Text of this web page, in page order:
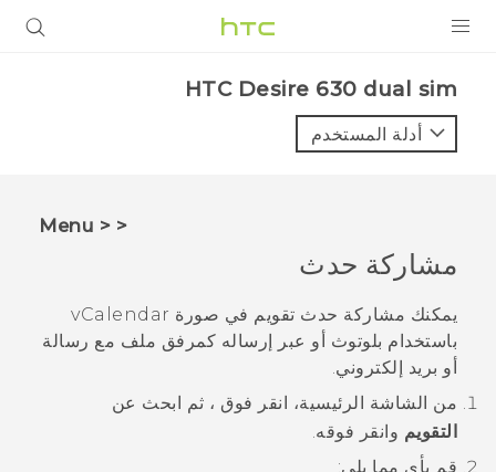
VIVE
VIVERSE
البرامج + التطبيقات
الدعم
أجهزة HTC والملحقات
HTC Desire 630 dual sim‎
أدلة المستخدم
< < Menu
مشاركة حدث
يمكنك مشاركة حدث تقويم في صورة vCalendar
باستخدام بلوتوث أو عبر إرساله كمرفق ملف مع رسالة
أو بريد إلكتروني.
من الشاشة
الرئيسية، انقر فوق ، ثم ابحث عن
التقويم وانقر فوقه.
قم بأي مما يلي: